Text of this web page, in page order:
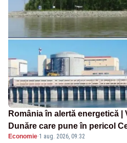
România în alertă energetică |
Dunăre care pune în pericol
cunoscută de pe vremea lui
Economie·1 aug. 2026, 09:32